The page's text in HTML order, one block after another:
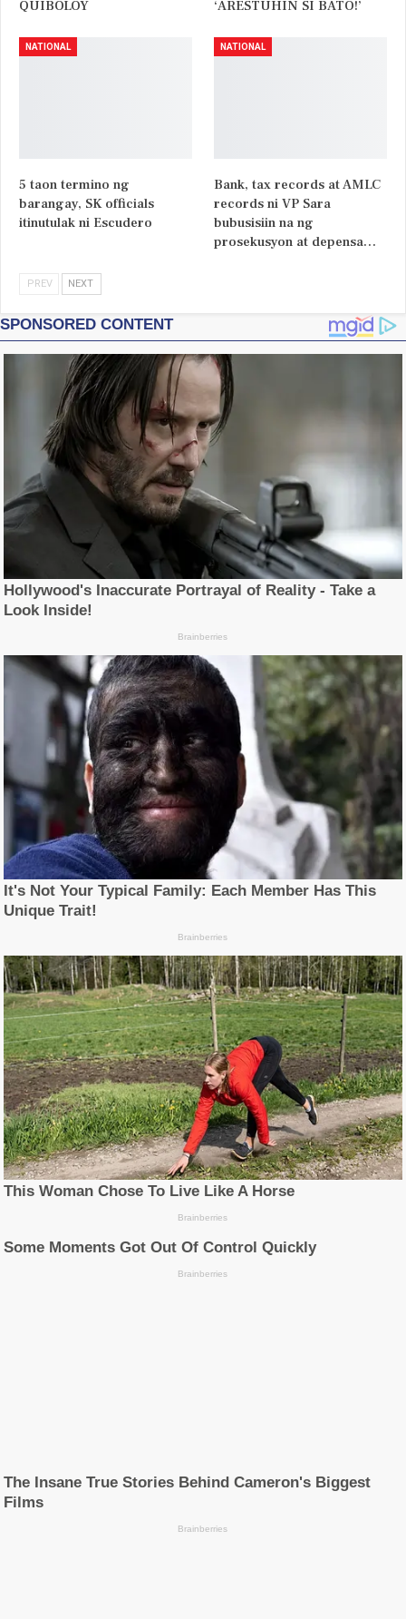
QUIBOLOY ‘ARESTUHIN SI BATO!’
NATIONAL
5 taon termino ng
barangay, SK officials
itinutulak ni Escudero
NATIONAL
Bank, tax records at AMLC
records ni VP Sara
bubusisiin na ng
prosekusyon at depensa…
PREV NEXT